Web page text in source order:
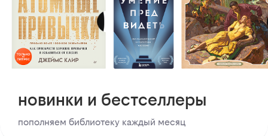
новинки и бестселлеры
пополняем библиотеку каждый месяц